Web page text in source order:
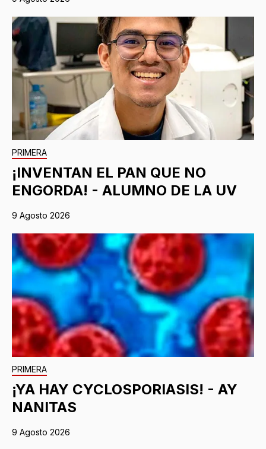
PRIMERA
¡INVENTAN EL PAN QUE NO
ENGORDA! - ALUMNO DE LA UV
9 Agosto 2026
PRIMERA
¡YA HAY CYCLOSPORIASIS! - AY
NANITAS
9 Agosto 2026